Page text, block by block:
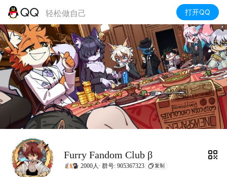
轻松做自己 打开QQ
Furry Fandom Club β
2000人· 群号: 905367323 复制